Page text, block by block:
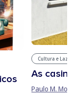
Cultura e
As
Paulo M.